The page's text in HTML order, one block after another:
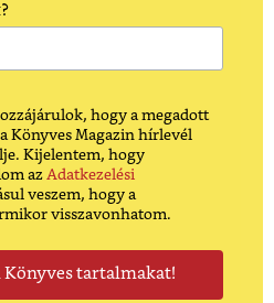
hogy a megadott
Könyves Magazin hírlevél
Kijelentem, hogy
az Adatkezelési
veszem, hogy a
visszavonhatom.